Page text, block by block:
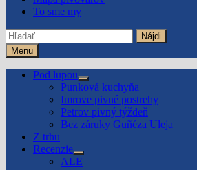
To sme my
Hľadať:
Menu
Pod lupou
Show
sub
menu
Punková kuchyňa
Imrove pivné postrehy
Petrov pivný týždeň
Bez záruky Guñéza Uleja
Z trhu
Recenzie
Show
sub
ALE